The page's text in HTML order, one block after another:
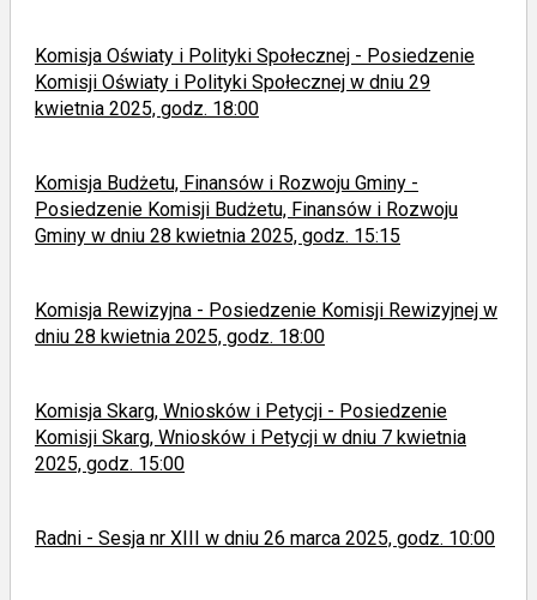
Komisja Oświaty i Polityki Społecznej - Posiedzenie
Komisji Oświaty i Polityki Społecznej w dniu 29
kwietnia 2025, godz. 18:00
Komisja Budżetu, Finansów i Rozwoju Gminy -
Posiedzenie Komisji Budżetu, Finansów i Rozwoju
Gminy w dniu 28 kwietnia 2025, godz. 15:15
Komisja Rewizyjna - Posiedzenie Komisji Rewizyjnej w
dniu 28 kwietnia 2025, godz. 18:00
Komisja Skarg, Wniosków i Petycji - Posiedzenie
Komisji Skarg, Wniosków i Petycji w dniu 7 kwietnia
2025, godz. 15:00
Radni - Sesja nr XIII w dniu 26 marca 2025, godz. 10:00